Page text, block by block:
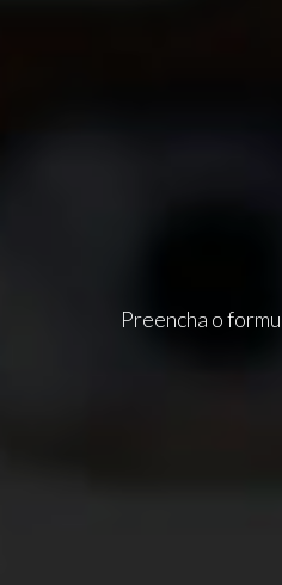
Preencha o